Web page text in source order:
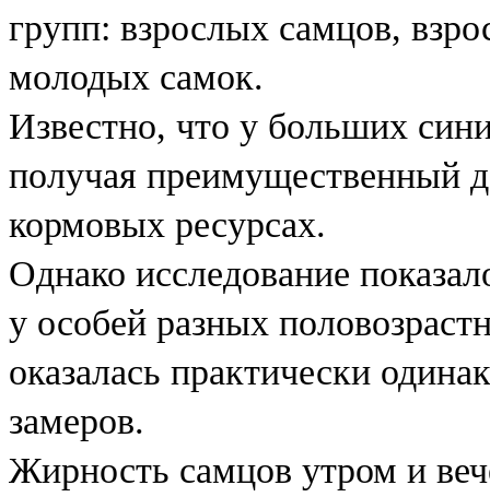
групп: взрослых самцов,
молодых самок.
Известно, что у больших
получая преимущественный
кормовых ресурсах.
Однако исследование
у особей разных
оказалась практически
замеров.
Жирность самцов утром и